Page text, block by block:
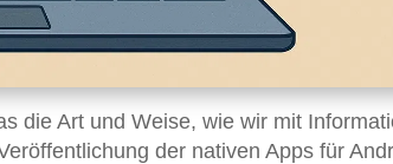
die Art und Weise, wie wir mit
der nativen Apps für